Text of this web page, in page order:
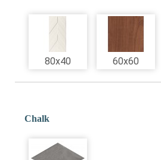
80x40 60x60
Chalk